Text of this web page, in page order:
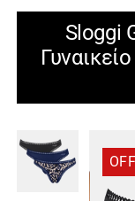
Ανδρικά
Γυναικεία
Κορίτσι
Sloggi